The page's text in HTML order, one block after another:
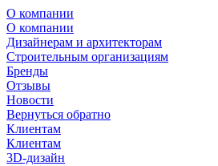
О компании
О компании
Дизайнерам и архитекторам
Строительным организациям
Бренды
Отзывы
Новости
Вернуться обратно
Клиентам
Клиентам
3D-дизайн